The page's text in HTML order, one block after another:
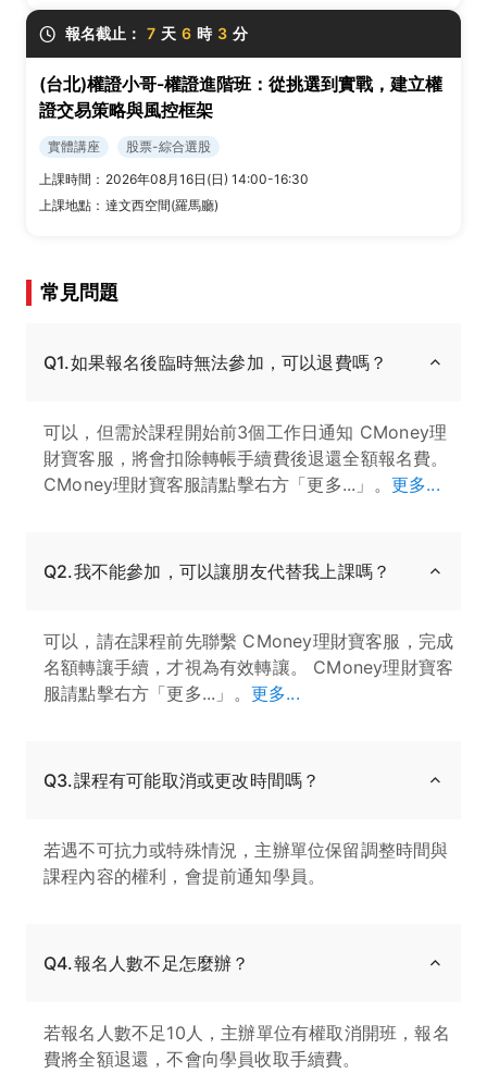
報名截止： 7 天 6 時 3 分
(台北)權證小哥-權證進階班：從挑選到實戰，建立權
證交易策略與風控框架
實體講座
股票-綜合選股
上課時間： 2026年08月16日(日) 14:00-16:30
上課地點： 達文西空間(羅馬廳)
常見問題
Q1.如果報名後臨時無法參加，可以退費嗎？
可以，但需於課程開始前3個工作日通知 CMoney理
財寶客服，將會扣除轉帳手續費後退還全額報名費。
CMoney理財寶客服請點擊右方「更多...」。 更多...
Q2.我不能參加，可以讓朋友代替我上課嗎？
可以，請在課程前先聯繫 CMoney理財寶客服，完成
名額轉讓手續，才視為有效轉讓。 CMoney理財寶客
服請點擊右方「更多...」。 更多...
Q3.課程有可能取消或更改時間嗎？
若遇不可抗力或特殊情況，主辦單位保留調整時間與
課程內容的權利，會提前通知學員。
Q4.報名人數不足怎麼辦？
若報名人數不足10人，主辦單位有權取消開班，報名
費將全額退還，不會向學員收取手續費。